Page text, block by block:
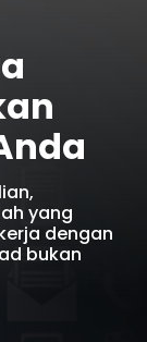
yang
dengan
bukan